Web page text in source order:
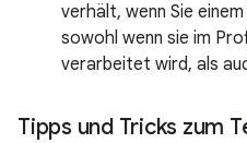
verhält, wenn Sie
sowohl wenn sie im
verarbeitet wird, als
Tipps und Tricks zum